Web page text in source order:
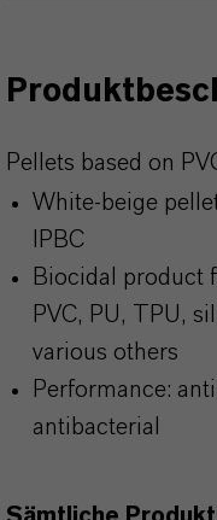
Pellets based on
White-beige
IPBC
Biocidal product
PVC, PU, TPU,
various others
Performance:
antibacterial